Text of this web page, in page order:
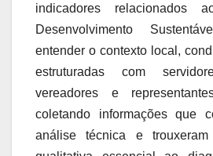
indicadores relacionados
Desenvolvimento
entender o contexto local,
estruturadas com
vereadores e
coletando informações que
análise técnica e trouxeram